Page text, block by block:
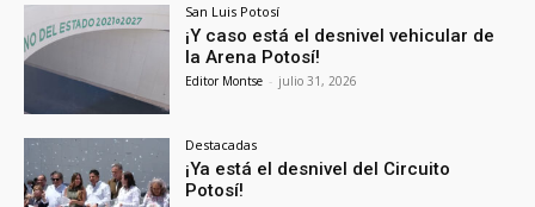
San Luis Potosí
¡Y caso está el desnivel vehicular de
la Arena Potosí!
Editor Montse - julio 31, 2026
Destacadas
¡Ya está el desnivel del Circuito
Potosí!